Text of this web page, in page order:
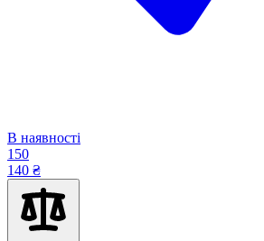
В наявності
150
140 ₴